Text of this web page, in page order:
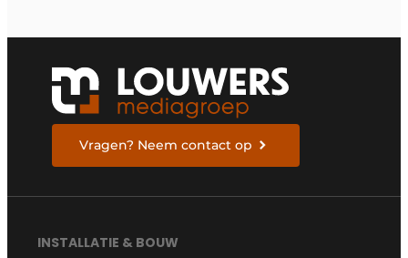
Vragen? Neem contact op
INSTALLATIE & BOUW